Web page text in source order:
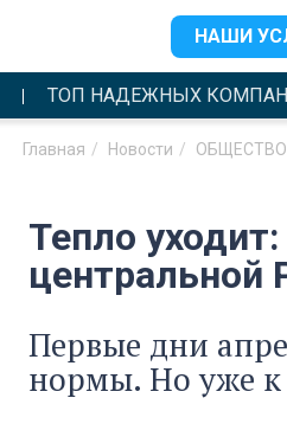
НАШИ
ТОП НАДЕЖНЫХ
Главная Новости ОБЩЕСТВО
Тепло
Первые дни
нормы. Но уже к